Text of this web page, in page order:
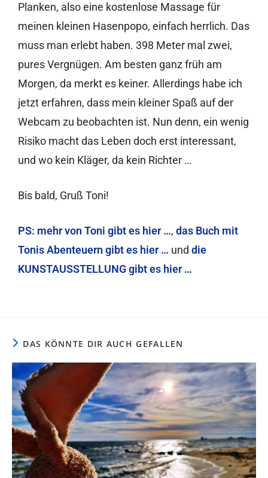
Planken, also eine kostenlose Massage für
meinen kleinen Hasenpopo, einfach herrlich. Das
muss man erlebt haben. 398 Meter mal zwei,
pures Vergnügen. Am besten ganz früh am
Morgen, da merkt es keiner. Allerdings habe ich
jetzt erfahren, dass mein kleiner Spaß auf der
Webcam zu beobachten ist. Nun denn, ein wenig
Risiko macht das Leben doch erst interessant,
und wo kein Kläger, da kein Richter …
Bis bald, Gruß Toni!
PS: mehr von Toni gibt es hier …, das Buch mit
Tonis Abenteuern gibt es hier … und die
KUNSTAUSSTELLUNG gibt es hier …
DAS KÖNNTE DIR AUCH GEFALLEN